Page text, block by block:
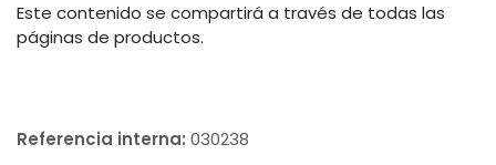
Este contenido se compartirá a través de todas las
páginas de productos.
Referencia interna: 030238